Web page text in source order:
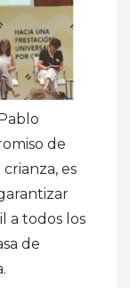
de
es
a todos los
de